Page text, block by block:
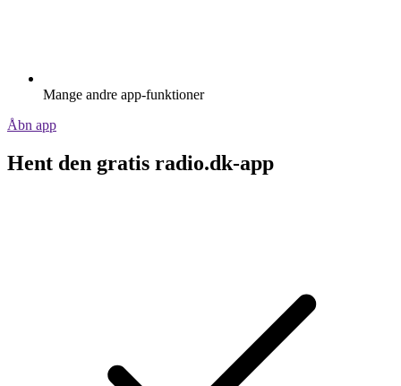
Mange andre app-funktioner
Åbn app
Hent den gratis radio.dk-app